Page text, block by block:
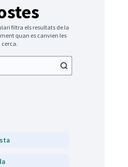
filtra els resultats de la
quan es canvien les
cerca.